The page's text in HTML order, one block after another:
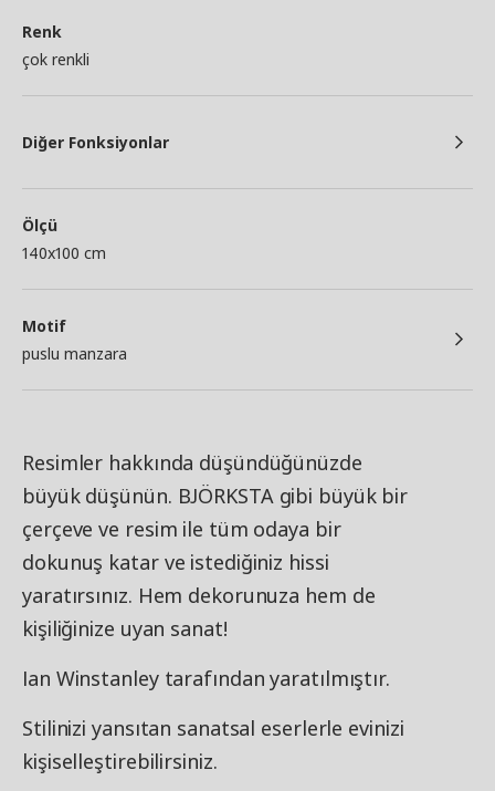
Renk
çok renkli
Diğer Fonksiyonlar
Ölçü
140x100 cm
Motif
puslu manzara
Resimler hakkında düşündüğünüzde
büyük düşünün. BJÖRKSTA gibi büyük bir
çerçeve ve resim ile tüm odaya bir
dokunuş katar ve istediğiniz hissi
yaratırsınız. Hem dekorunuza hem de
kişiliğinize uyan sanat!
Ian Winstanley tarafından yaratılmıştır.
Stilinizi yansıtan sanatsal eserlerle evinizi
kişiselleştirebilirsiniz.